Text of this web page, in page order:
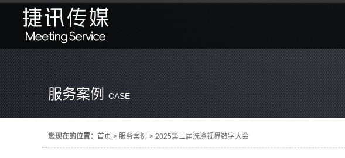
服务案例CASE
您现在的位置： 首页 > 服务案例 > 2025第三届洗涤视界数字大会